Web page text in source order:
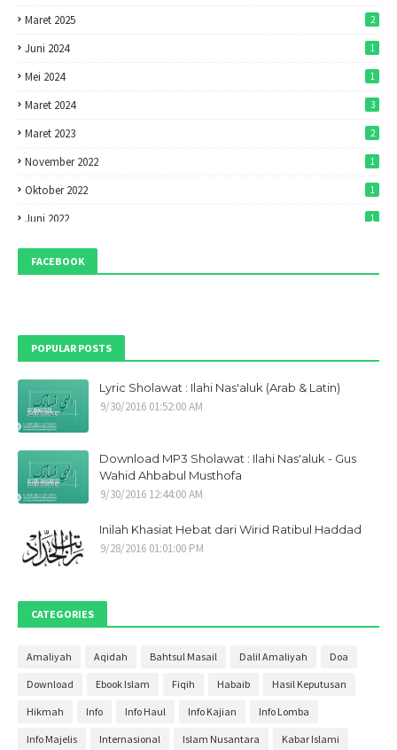
Maret 2025 2
Juni 2024 1
Mei 2024 1
Maret 2024 3
Maret 2023 2
November 2022 1
Oktober 2022 1
Juni 2022 1
Mei 2022
April 2022 7
Februari 2022
Desember 2021 1
Oktober 2021
September 2021
April 2021
Maret 2021
Januari 2021
Desember 2020
Oktober 2020
FACEBOOK
POPULAR POSTS
Lyric Sholawat : Ilahi Nas'aluk (Arab & Latin)
9/30/2016 01:52:00 AM
Download MP3 Sholawat : Ilahi Nas'aluk - Gus
Wahid Ahbabul Musthofa
9/30/2016 12:44:00 AM
Inilah Khasiat Hebat dari Wirid Ratibul Haddad
9/28/2016 01:01:00 PM
CATEGORIES
Amaliyah Aqidah Bahtsul Masail Dalil Amaliyah Doa
Download Ebook Islam Fiqih Habaib Hasil Keputusan
Hikmah Info Info Haul Info Kajian Info Lomba
Info Majelis Internasional Islam Nusantara Kabar Islami